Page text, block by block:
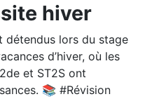
hiver
détendus lors du stage
d’hiver, où les
et ST2S ont
📚 #Révision